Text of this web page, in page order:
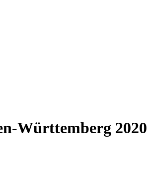
Württemberg 2020